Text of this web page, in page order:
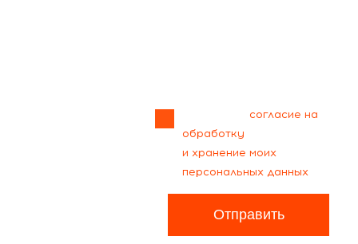
согласие на
обработку
и хранение моих
персональных данных
Отправить